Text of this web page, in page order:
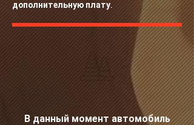
дополнительную плату.
В данный момент автомобиль